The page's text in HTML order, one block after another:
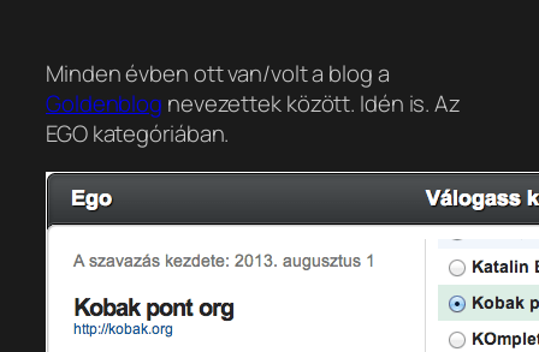
Minden évben ott van/volt a blog a
Goldenblog nevezettek között. Idén is. Az
EGO kategóriában.